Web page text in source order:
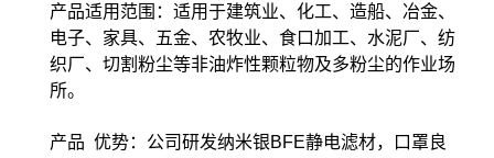
产品适用范围：适用于建筑业、化工、造船、冶金、
电子、家具、五金、农牧业、食口加工、水泥厂、纺
织厂、切割粉尘等非油炸性颗粒物及多粉尘的作业场
所。
产品 优势：公司研发纳米银BFE静电滤材，口罩良